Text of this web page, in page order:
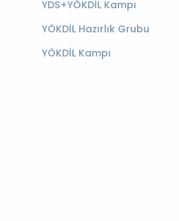
YDS+YÖKDİL Kampı
YÖKDİL Hazırlık Grubu
YÖKDİL Kampı